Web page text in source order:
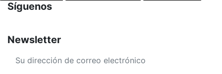
Síguenos
Newsletter